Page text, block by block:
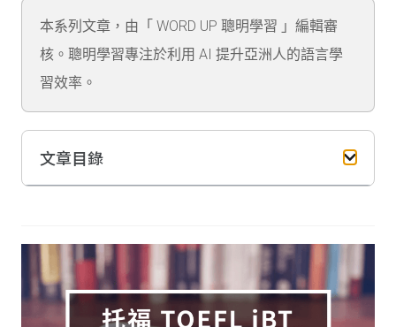
本系列文章，由「 WORD UP 聰明學習 」編輯審
核。聰明學習專注於利用 AI 提升亞洲人的語言學
習效率。
文章目錄